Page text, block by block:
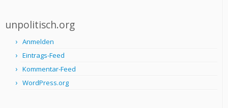
unpolitisch.org
Anmelden
Eintrags-Feed
Kommentar-Feed
WordPress.org